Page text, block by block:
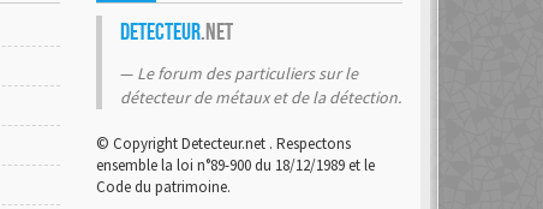
Detecteur.net
Le forum des particuliers sur le
détecteur de métaux et de la détection.
© Copyright Detecteur.net . Respectons
ensemble la loi n°89-900 du 18/12/1989 et le
Code du patrimoine.